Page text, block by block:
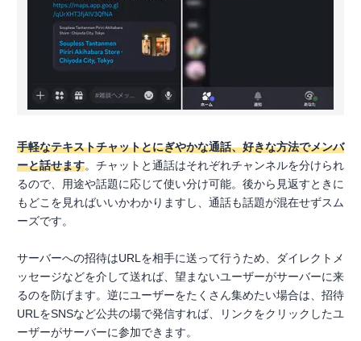
手軽なテキストチャットとにぎやかな通話、好きな方法でメンバ
ーと話せます。チャットと通話はそれぞれチャンネルを分けられ
るので、用途や話題に応じて使い分け可能。後から見返すときに
もどこを見ればいいかわかりますし、通話も話題が混在せずスム
ーズです。
サーバーへの招待はURLを相手に送って行うため、ダイレクトメ
ッセージなどを介して送れば、望まないユーザーがサーバーに来
るのを防げます。逆にユーザーをたくさん集めたい場合は、招待
URLをSNSなど公共の場で発信すれば、リンクをクリックしたユ
ーザーがサーバーに参加できます。